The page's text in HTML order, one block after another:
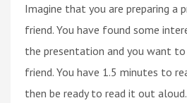
Imagine that you are preparing a
friend. You have found some
the presentation and you want
friend. You have 1.5 minutes to
then be ready to read it out